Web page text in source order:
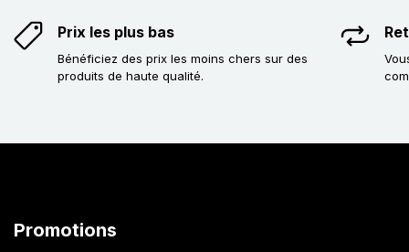
Prix les plus bas
Bénéficiez des prix les moins chers sur des
produits de haute qualité.
Promotions